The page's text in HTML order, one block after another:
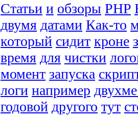
Статьи и обзоры PHP
двумя датами Как-то
который сидит кроне
время для чистки
момент запуска
логи например
годовой другого тут